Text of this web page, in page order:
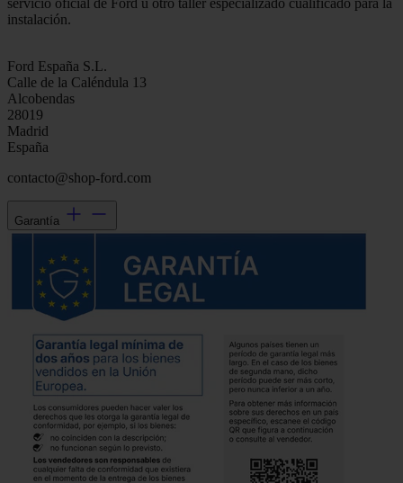
instalación.
Ford España S.L.
Calle de la Caléndula 13
Alcobendas
28019
Madrid
España
contacto@shop-ford.com
Garantía